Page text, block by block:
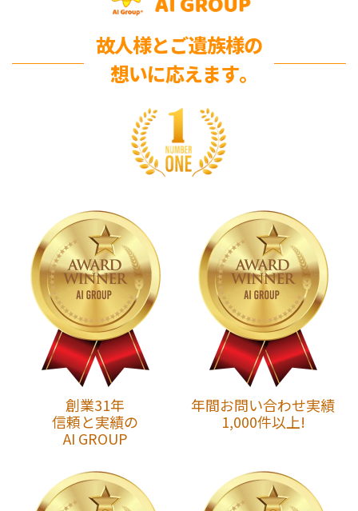
故人様とご遺族様の
想いに応えます｡
創業31年
信頼と実績の
AI GROUP
年間お問い合わせ実績
1,000件以上!